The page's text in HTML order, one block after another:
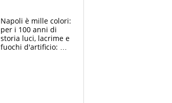
bigliettini
Napoli è mille colori:
per i 100 anni di
storia luci, lacrime e
fuochi d'artificio: De